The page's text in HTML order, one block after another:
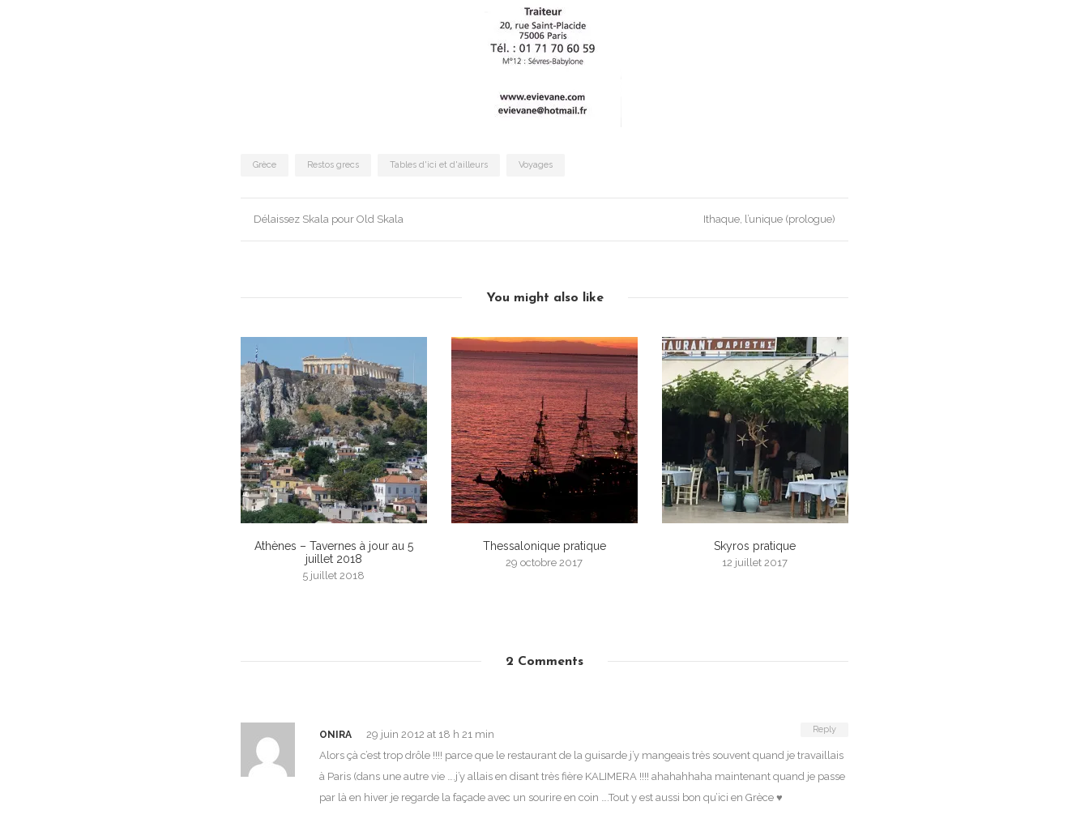
Grèce Restos grecs Tables d'ici et d'ailleurs Voyages
Post
navigation
Délaissez Skala pour Old Skala Ithaque, l’unique (prologue)
You might also like
Athènes – Tavernes à jour au 5
juillet 2018
5 juillet 2018
Thessalonique pratique
29 octobre 2017
Skyros pratique
12 juillet 2017
2 Comments
Reply
ONIRA
29 juin 2012 at 18 h 21 min
Alors çà c’est trop drôle !!!! parce que le restaurant de la guisarde j’y mangeais très souvent quand je travaillais
à Paris (dans une autre vie ….j’y allais en disant très fière KALIMERA !!!! ahahahhaha maintenant quand je passe
par là en hiver je regarde la façade avec un sourire en coin ….Tout y est aussi bon qu’ici en Grèce ♥